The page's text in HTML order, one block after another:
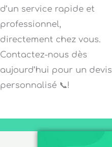
d’un service rapide et
professionnel,
directement chez vous.
Contactez-nous dès
aujourd’hui pour un devis
personnalisé 📞!